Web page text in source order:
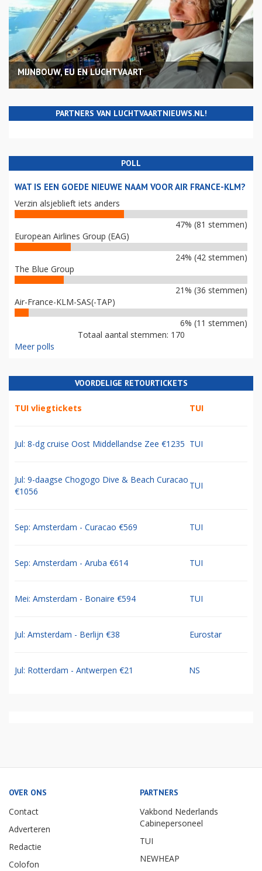
MIJNBOUW, EU EN LUCHTVAART
PARTNERS VAN LUCHTVAARTNIEUWS.NL!
POLL
WAT IS EEN GOEDE NIEUWE NAAM VOOR AIR FRANCE-KLM?
Verzin alsjeblieft iets anders
47% (81 stemmen)
European Airlines Group (EAG)
24% (42 stemmen)
The Blue Group
21% (36 stemmen)
Air-France-KLM-SAS(-TAP)
6% (11 stemmen)
Totaal aantal stemmen: 170
Meer polls
VOORDELIGE RETOURTICKETS
TUI vliegtickets TUI
Jul: 8-dg cruise Oost Middellandse Zee €1235 TUI
Jul: 9-daagse Chogogo Dive & Beach Curacao
€1056
TUI
Sep: Amsterdam - Curacao €569 TUI
Sep: Amsterdam - Aruba €614 TUI
Mei: Amsterdam - Bonaire €594 TUI
Jul: Amsterdam - Berlijn €38 Eurostar
Jul: Rotterdam - Antwerpen €21 NS
OVER ONS
Contact
Adverteren
Redactie
Colofon
PARTNERS
Vakbond Nederlands
Cabinepersoneel
TUI
NEWHEAP